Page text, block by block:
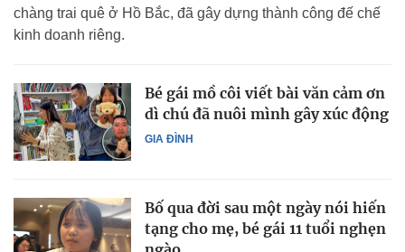
chàng trai quê ở Hồ Bắc, đã gây dựng thành công đế chế
kinh doanh riêng.
GIA ĐÌNH
Bé gái mồ côi viết bài văn cảm ơn
dì chú đã nuôi mình gây xúc động
Bố qua đời sau một ngày nói hiến
tạng cho mẹ, bé gái 11 tuổi nghẹn